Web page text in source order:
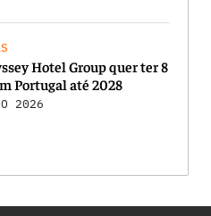
Hotel Group quer ter 8
Portugal até 2028
2026